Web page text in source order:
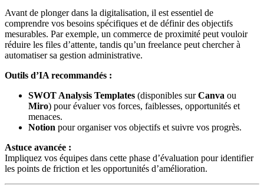
Avant de plonger dans la digitalisation, il est essentiel de
comprendre vos besoins spécifiques et de définir des objectifs
mesurables. Par exemple, un commerce de proximité peut vouloir
réduire les files d’attente, tandis qu’un freelance peut chercher à
automatiser sa gestion administrative.
Outils d’IA recommandés :
SWOT Analysis Templates (disponibles surCanva ou
Miro) pour évaluer vos forces, faiblesses, opportunités et
menaces.
Notion pour organiser vos objectifs et suivre vos progrès.
Astuce avancée :
Impliquez vos équipes dans cette phase d’évaluation pour identifier
les points de friction et les opportunités d’amélioration.